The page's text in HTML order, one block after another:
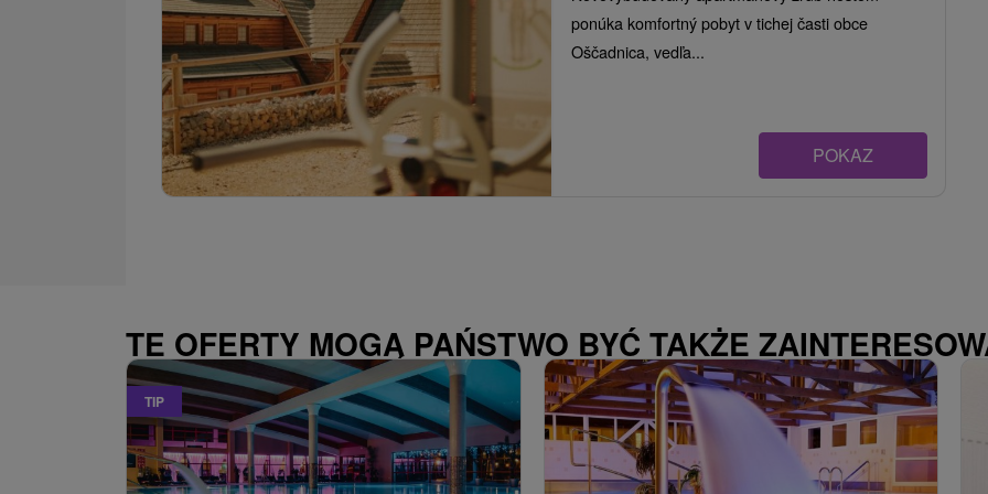
ponúka komfortný pobyt v tichej časti obce
Oščadnica, vedľa...
POKAZ
TE OFERTY MOGĄ PAŃSTWO BYĆ TAKŻE
TIP